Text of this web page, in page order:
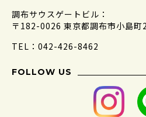
調布サウスゲートビル：
〒182-0026 東京都調布市小島
TEL：042-426-8462
FOLLOW US